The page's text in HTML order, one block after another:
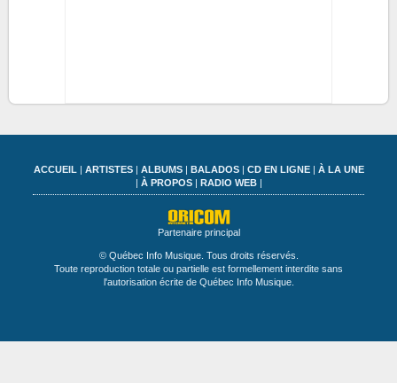
ACCUEIL ARTISTES| ALBUMS| BALADOS| CD EN LIGNE| À LA UNE
À PROPOS| RADIO WEB|
Partenaire principal
© Québec Info Musique. Tous droits réservés.
Toute reproduction totale ou partielle est formellement interdite sans
l'autorisation écrite de Québec Info Musique.